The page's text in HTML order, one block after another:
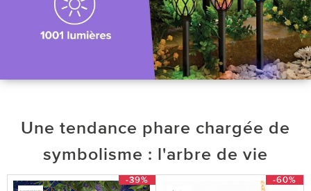
Une tendance phare chargée de
symbolisme : l'arbre de vie
-39% -60%